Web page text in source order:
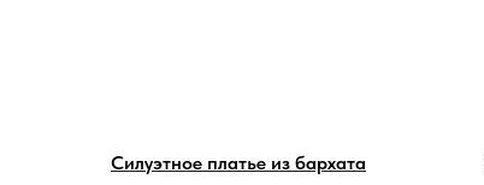
Силуэтное платье из бархата